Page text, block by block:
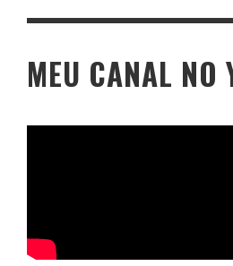
MEU CANAL NO